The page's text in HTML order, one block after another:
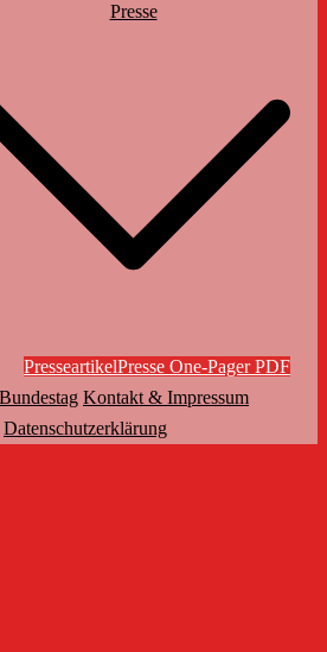
Presse
PresseartikelPresse One-Pager PDF
Kontakt & Impressum
Datenschutzerklärung